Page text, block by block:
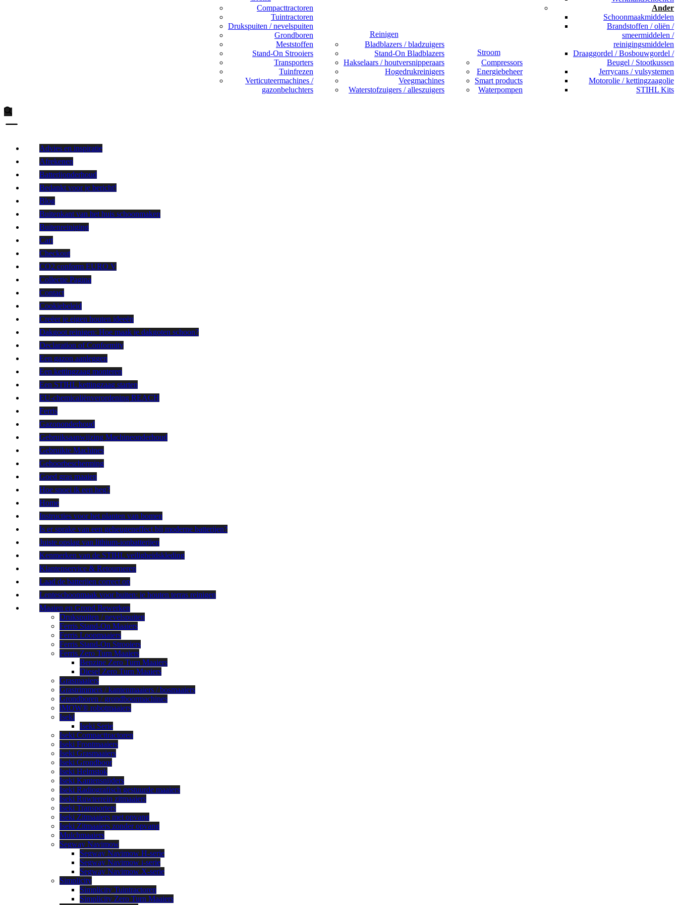
Compacttractoren
Tuintractoren
Drukspuiten / nevelspuiten
Grondboren
Meststoffen
Stand-On Strooiers
Transporters
Tuinfrezen
Verticuteermachines /
gazonbeluchters
Reinigen
Bladblazers / bladzuigers
Stand-On Bladblazers
Hakselaars / houtversnipperaars
Hogedrukreinigers
Veegmachines
Waterstofzuigers / alleszuigers
Stroom
Compressors
Energiebeheer
Smart products
Waterpompen
Ander
Schoonmaakmiddelen
Brandstoffen / oliën /
smeermiddelen /
reinigingsmiddelen
Draaggordel / Bosbouwgordel /
Beugel / Stootkussen
Jerrycans / vulsystemen
Motorolie / kettingzaagolie
STIHL Kits
Advies en inspiratie
Afrekenen
Batterijonderhoud
Bedankt voor je bericht!
Blog
Buitenkant van het huis schoonmaken
Buitenreiniging
Cart
Checkout
CO2 conform EURO V
Collectie Pagina
Contact
Cookiebeleid
Creëer je eigen houten ideeën
Dakgoot reinigen: Hoe maak je dakgoten schoon?
Declaration of Conformity
Een gazon aanleggen
Een kettingzaag monteren
Een STIHL kettingzaag starten
EU-chemicaliënverordening REACH
Ferris
Gazononderhoud
Gebruiksaanwijzing Machineonderhoud
Gebruikte Machines
Gehoorbescherming
Goed gras maaien
Hoe snoei ik een heg?
Home
Instructies voor het planten van bomen
Is er sprake van een geheugeneffect bij moderne batterijen?
Juiste opslag van lithium-ionbatterijen
Kenmerken van de STIHL veiligheidskleding
Klantenservice & Retourneren
Laad de batterijen correct op
Lenteschoonmaak voor buiten: je houten terras reinigen
Maaien en Grond Bewerken
Drukspuiten / nevelspuiten
Ferris Stand-On Maaiers
Ferris Loopmaaiers
Ferris Stand-On Strooiers
Ferris Zero Turn Maaiers
Benzine Zero Turn Maaiers
Diesel Zero Turn Maaiers
Grasmaaiers
Grastrimmers / kantenmaaiers / bosmaaiers
Grondboren / grondboormachines
iMOW® robotmaaiers
Iseki
Iseki Serie
Iseki Compacttractoren
Iseki Frontmaaiers
Iseki Grasmaaiers
Iseki Grondboor
Iseki Helmstok
Iseki Kantensnijders
Iseki Radiografisch gestuurde maaiers
Iseki Ruwterrein zitmaaiers
Iseki Transporters
Iseki Zitmaaiers met opvang
Iseki Zitmaaiers zonder opvang
Mulchmaaiers
Segway Navimow
Segway Navimow H-serie
Segway Navimow i-serie
Segway Navimow X-serie
Simplicity
Simplicity Tuintractoren
Simplicity Zero Turn Maaiers